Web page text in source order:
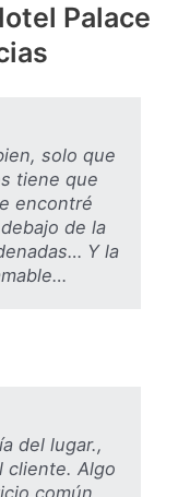
Palace
solo que
tiene que
encontré
de la
Y la
del lugar.,
cliente. Algo
común